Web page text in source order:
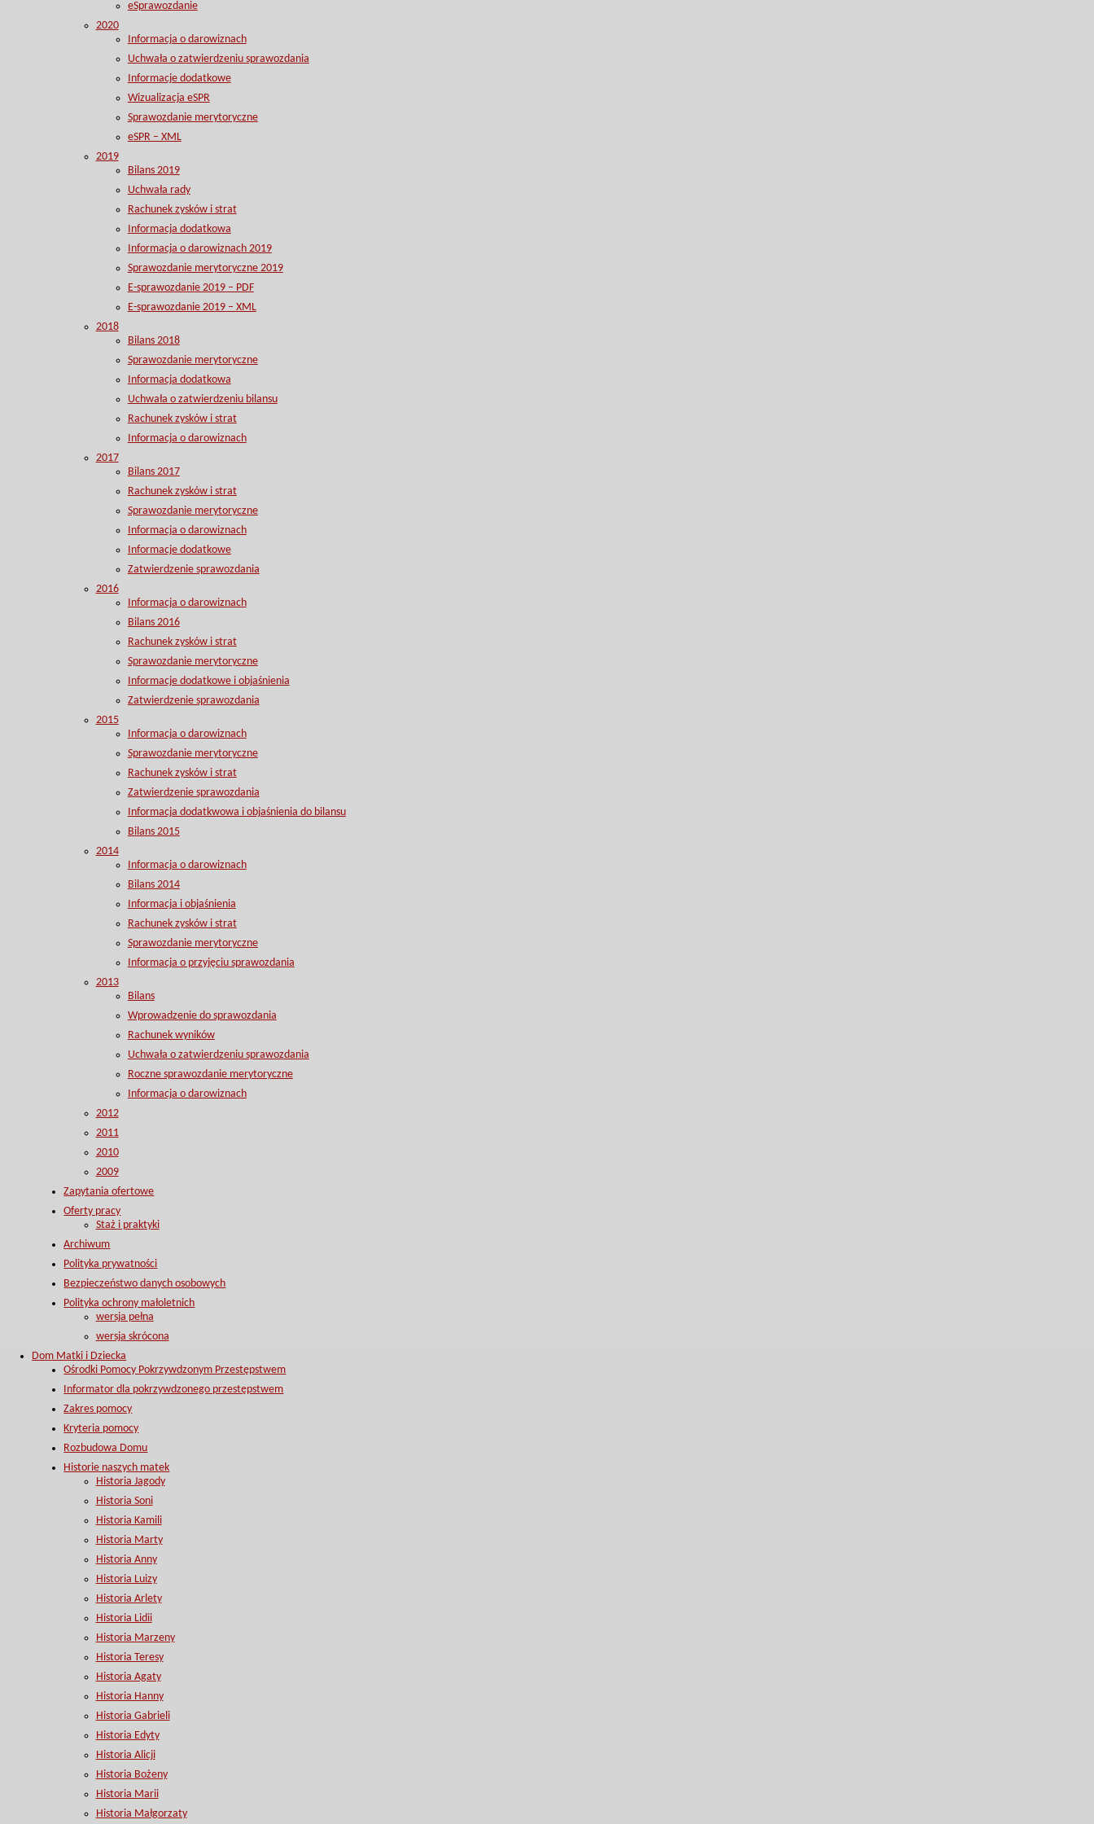
eSprawozdanie
2020
Informacja o darowiznach
Uchwała o zatwierdzeniu sprawozdania
Informacje dodatkowe
Wizualizacja eSPR
Sprawozdanie merytoryczne
eSPR – XML
2019
Bilans 2019
Uchwała rady
Rachunek zysków i strat
Informacja dodatkowa
Informacja o darowiznach 2019
Sprawozdanie merytoryczne 2019
E-sprawozdanie 2019 – PDF
E-sprawozdanie 2019 – XML
2018
Bilans 2018
Sprawozdanie merytoryczne
Informacja dodatkowa
Uchwała o zatwierdzeniu bilansu
Rachunek zysków i strat
Informacja o darowiznach
2017
Bilans 2017
Rachunek zysków i strat
Sprawozdanie merytoryczne
Informacja o darowiznach
Informacje dodatkowe
Zatwierdzenie sprawozdania
2016
Informacja o darowiznach
Bilans 2016
Rachunek zysków i strat
Sprawozdanie merytoryczne
Informacje dodatkowe i objaśnienia
Zatwierdzenie sprawozdania
2015
Informacja o darowiznach
Sprawozdanie merytoryczne
Rachunek zysków i strat
Zatwierdzenie sprawozdania
Informacja dodatkwowa i objaśnienia do bilansu
Bilans 2015
2014
Informacja o darowiznach
Bilans 2014
Informacja i objaśnienia
Rachunek zysków i strat
Sprawozdanie merytoryczne
Informacja o przyjęciu sprawozdania
2013
Bilans
Wprowadzenie do sprawozdania
Rachunek wyników
Uchwała o zatwierdzeniu sprawozdania
Roczne sprawozdanie merytoryczne
Informacja o darowiznach
2012
2011
2010
2009
Zapytania ofertowe
Oferty pracy
Staż i praktyki
Archiwum
Polityka prywatności
Bezpieczeństwo danych osobowych
Polityka ochrony małoletnich
wersja pełna
wersja skrócona
Dom Matki i Dziecka
Ośrodki Pomocy Pokrzywdzonym Przestępstwem
Informator dla pokrzywdzonego przestępstwem
Zakres pomocy
Kryteria pomocy
Rozbudowa Domu
Historie naszych matek
Historia Jagody
Historia Soni
Historia Kamili
Historia Marty
Historia Anny
Historia Luizy
Historia Arlety
Historia Lidii
Historia Marzeny
Historia Teresy
Historia Agaty
Historia Hanny
Historia Gabrieli
Historia Edyty
Historia Alicji
Historia Bożeny
Historia Marii
Historia Małgorzaty